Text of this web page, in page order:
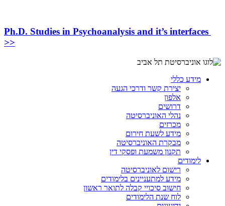
Ph.D. Studies in Psychoanalysis and it’s interfaces
>>
מידע כללי
יצירת קשר ודרכי הגעה
אלפון
דרושים
נהלי האוניברסיטה
מכרזים
מידע לשעת חירום
מבקרת האוניברסיטה
תקנון משמעת ופסקי דין
לימודים
רישום לאוניברסיטה
מידע למתעניינים בלימודים
חישוב סיכויי קבלה לתואר ראשון
לוח שנת הלימודים